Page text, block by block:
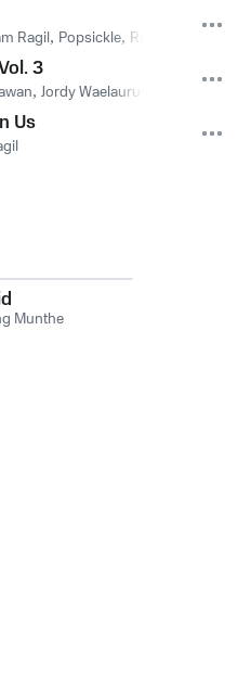
Ragil, Popsickle, Rafi Muhammad
3
, Jordy Waelauruw
Us
Munthe